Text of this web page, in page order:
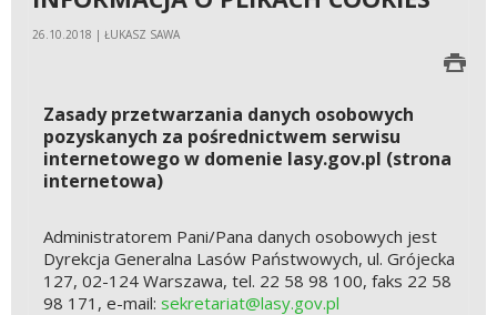
26.10.2018 | ŁUKASZ SAWA
Zasady przetwarzania danych osobowych
pozyskanych za pośrednictwem serwisu
internetowego w domenie lasy.gov.pl (strona
internetowa)
Administratorem Pani/Pana danych osobowych jest
Dyrekcja Generalna Lasów Państwowych, ul. Grójecka
127, 02-124 Warszawa, tel. 22 58 98 100, faks 22 58
98 171, e-mail: sekretariat@lasy.gov.pl